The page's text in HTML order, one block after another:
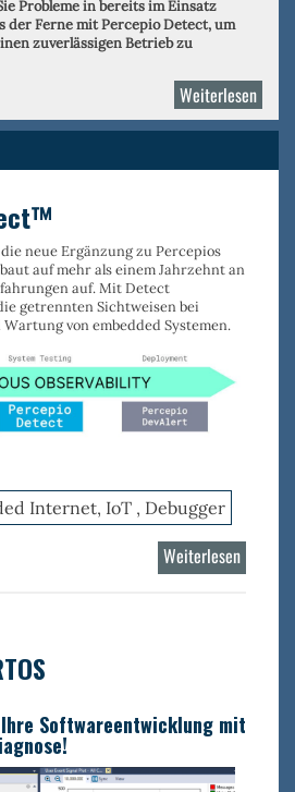
Probleme in bereits im Einsatz
der Ferne mit Percepio Detect, um
zuverlässigen Betrieb zu
Weiterlesen
neue Ergänzung zu Percepios
auf mehr als einem Jahrzehnt an
auf. Mit Detect
getrennten Sichtweisen bei
von embedded Systemen.
Internet, IoT , Debugger
Weiterlesen
Softwareentwicklung mit